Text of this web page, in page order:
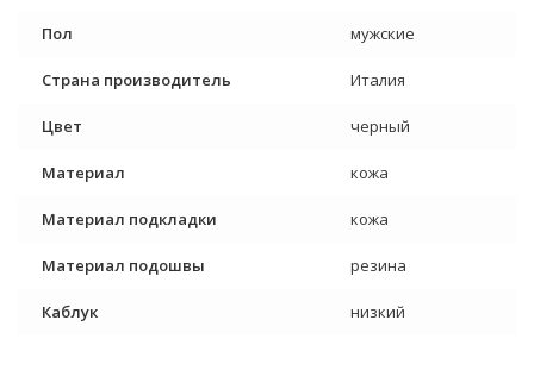
Пол мужские
Страна производитель Италия
Цвет черный
Материал кожа
Материал подкладки кожа
Материал подошвы резина
Каблук низкий